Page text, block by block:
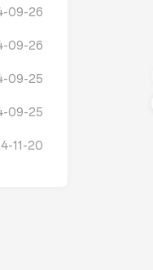
09-26
09-26
09-25
09-25
11-20